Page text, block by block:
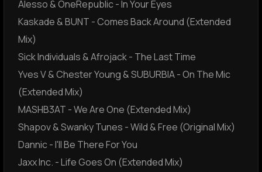
Alesso & OneRepublic - In Your Eyes
Kaskade & BUNT - Comes Back Around (Extended
Mix)
Sick Individuals & Afrojack - The Last Time
Yves V & Chester Young & SUBURBIA - On The Mic
(Extended Mix)
MASHB3AT - We Are One (Extended Mix)
Shapov & Swanky Tunes - Wild & Free (Original Mix)
Dannic - I'll Be There For You
Jaxx Inc. - Life Goes On (Extended Mix)